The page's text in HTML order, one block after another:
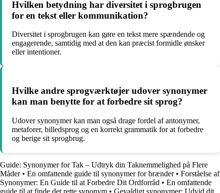
Hvilken betydning har diversitet i sprogbrugen
for en tekst eller kommunikation?
Diversitet i sprogbrugen kan gøre en tekst mere spændende og
engagerende, samtidig med at den kan præcist formidle ønsker
eller intentioner.
Hvilke andre sprogværktøjer udover synonymer
kan man benytte for at forbedre sit sprog?
Udover synonymer kan man også drage fordel af antonymer,
metaforer, billedsprog og en korrekt grammatik for at forbedre
og berige sit sprogbrug.
Guide: Synonymer for Tak – Udtryk din Taknemmelighed på Flere
Måder• En omfattende guide til synonymer for brænder• Forståelse af
Synonymer: En Guide til at Forbedre Dit Ordforråd • En omfattende
guide til at finde det rette synonym • Gevaldigt synonymer: Udvid dit